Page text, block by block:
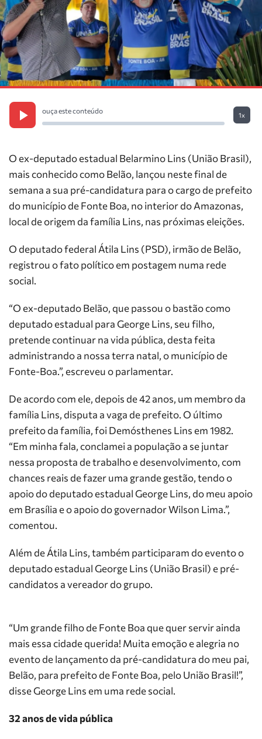
ouça este conteúdo
1x
O ex-deputado estadual Belarmino Lins (União Brasil),
mais conhecido como Belão, lançou neste final de
semana a sua pré-candidatura para o cargo de prefeito
do município de Fonte Boa, no interior do Amazonas,
local de origem da família Lins, nas próximas eleições.
O deputado federal Átila Lins (PSD), irmão de Belão,
registrou o fato político em postagem numa rede
social.
“O ex-deputado Belão, que passou o bastão como
deputado estadual para George Lins, seu filho,
pretende continuar na vida pública, desta feita
administrando a nossa terra natal, o município de
Fonte-Boa.”, escreveu o parlamentar.
De acordo com ele, depois de 42 anos, um membro da
família Lins, disputa a vaga de prefeito. O último
prefeito da família, foi Demósthenes Lins em 1982.
“Em minha fala, conclamei a população a se juntar
nessa proposta de trabalho e desenvolvimento, com
chances reais de fazer uma grande gestão, tendo o
apoio do deputado estadual George Lins, do meu apoio
em Brasília e o apoio do governador Wilson Lima.”,
comentou.
Além de Átila Lins, também participaram do evento o
deputado estadual George Lins (União Brasil) e pré-
candidatos a vereador do grupo.
“Um grande filho de Fonte Boa que quer servir ainda
mais essa cidade querida! Muita emoção e alegria no
evento de lançamento da pré-candidatura do meu pai,
Belão, para prefeito de Fonte Boa, pelo União Brasil!”,
disse George Lins em uma rede social.
32 anos de vida pública